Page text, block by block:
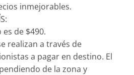
inmejorables.
es de $490.
realizan a través de
a pagar en destino. El
de la zona y